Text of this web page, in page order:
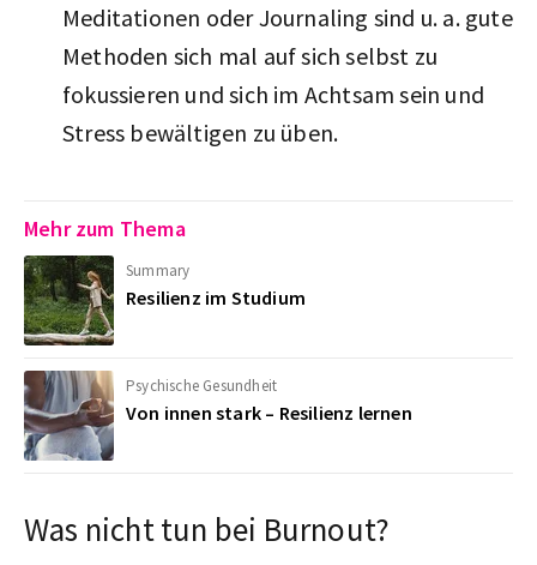
Meditationen oder Journaling sind u. a. gute
Methoden sich mal auf sich selbst zu
fokussieren und sich im Achtsam sein und
Stress bewältigen zu üben.
Mehr zum Thema
Summary
Resilienz im Studium
Psychische Gesundheit
Von innen stark – Resilienz lernen
Was nicht tun bei Burnout?